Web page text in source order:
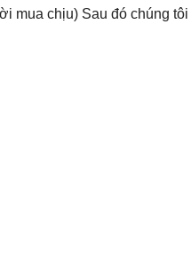
mua chịu) Sau đó chúng